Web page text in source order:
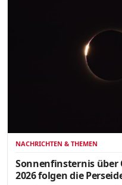
NACHRICHTEN & THEMEN
Sonnenfinsternis über
2026 folgen die